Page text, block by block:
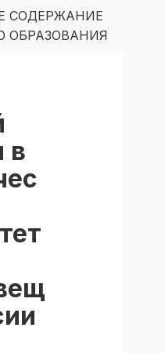
СОДЕРЖАНИЕ
ОБРАЗОВАНИЯ
в